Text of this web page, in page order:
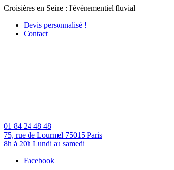
Croisières en Seine : l'évènementiel fluvial
Devis personnalisé !
Contact
01 84 24 48 48
75, rue de Lourmel 75015 Paris
8h à 20h Lundi au samedi
Facebook